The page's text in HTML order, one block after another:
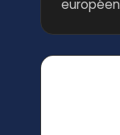
européen